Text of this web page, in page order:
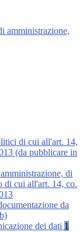
amministrazione,
di cui all'art. 14,
(da pubblicare in
di
di cui all'art. 14, co.
da
dei dati 1